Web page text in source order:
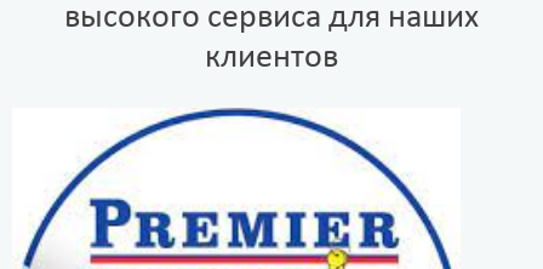
высокого сервиса для наших
клиентов